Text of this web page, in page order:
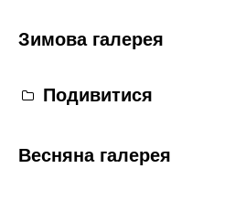
Зимова галерея
Подивитися
Весняна галерея